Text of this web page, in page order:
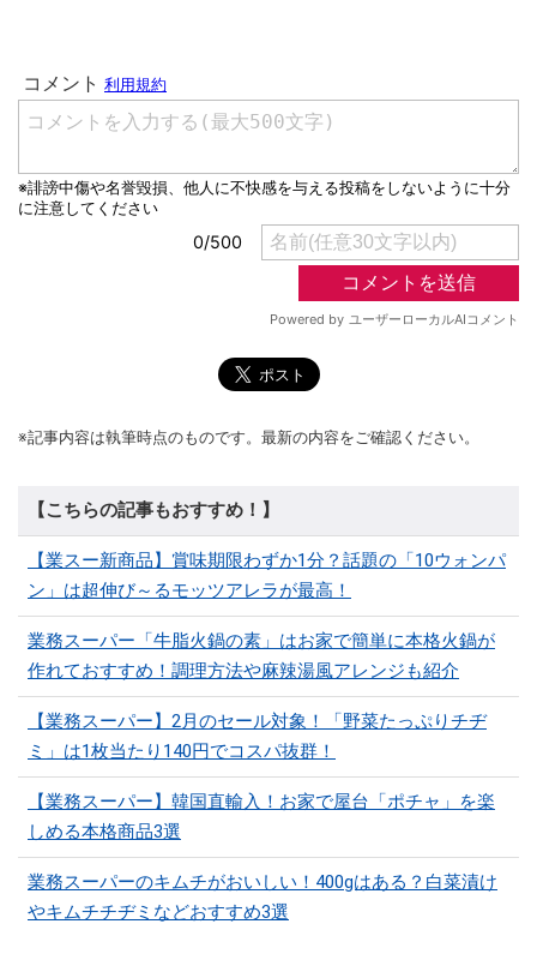
※記事内容は執筆時点のものです。最新の内容をご確認ください。
【こちらの記事もおすすめ！】
【業スー新商品】賞味期限わずか1分？話題の「10ウォンパ
ン」は超伸び～るモッツアレラが最高！
業務スーパー「牛脂火鍋の素」はお家で簡単に本格火鍋が
作れておすすめ！調理方法や麻辣湯風アレンジも紹介
【業務スーパー】2月のセール対象！「野菜たっぷりチヂ
ミ」は1枚当たり140円でコスパ抜群！
【業務スーパー】韓国直輸入！お家で屋台「ポチャ」を楽
しめる本格商品3選
業務スーパーのキムチがおいしい！400gはある？白菜漬け
やキムチチヂミなどおすすめ3選